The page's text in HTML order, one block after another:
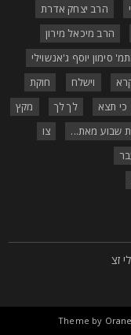
הרב יצחק אדרת
הרב מיכאל מירון
סימון יוסף ג'אנשוילי
וישלח
חוקת
כי תצא לך לך
מקץ
מאת...